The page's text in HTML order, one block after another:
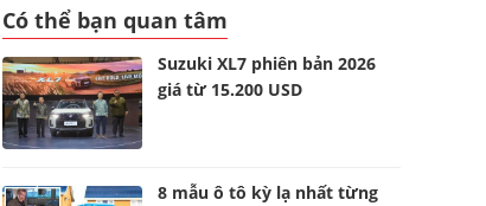
Có thể bạn quan tâm
Suzuki XL7 phiên bản 2026
giá từ 15.200 USD
8 mẫu ô tô kỳ lạ nhất từng